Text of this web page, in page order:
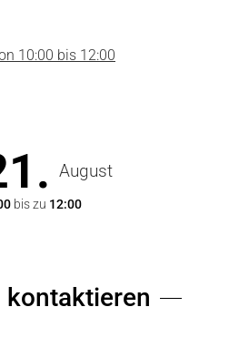
10:00 bis 12:00
August
bis zu 12:00
kontaktieren